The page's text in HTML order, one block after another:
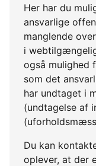
Her har du
ansvarlige
manglende
i
også mulighed
som det
har undtaget i
(undtagelse af
Du kan
oplever, at der